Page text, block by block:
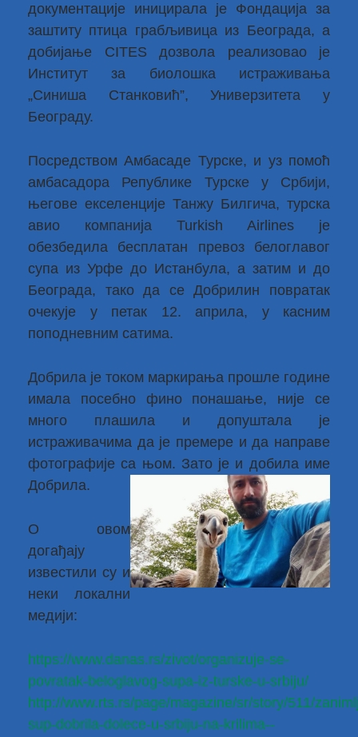
документације иницирала је Фондација за
заштиту птица грабљивица из Београда, а
добијање CITES дозвола реализовао је
Институт за биолошка истраживања
„Синиша Станковић”, Универзитета у
Београду.
Посредством Амбасаде Турске, и уз помоћ
амбасадора Републике Турске у Србији,
његове екселенције Танжу Билгича, турска
авио компанија Turkish Airlines је
обезбедила бесплатан превоз белоглавог
супа из Урфе до Истанбула, а затим и до
Београда, тако да се Добрилин повратак
очекује у петак 12. априла, у касним
поподневним сатима.
Добрила је током маркирања прошле године
имала посебно фино понашање, није се
много плашила и допуштала је
истраживачима да је премере и да направе
фотографије са њом. Зато је и добила име
Добрила.
О овом
догађају
известили су и
неки локални
медији:
https://www.danas.rs/zivot/organizuje-se-
povratak-beloglavog-supa-iz-turske-u-srbiju/
http://www.rts.rs/page/magazine/sr/story/511/
sup-dobrila-dolece-u-srbiju-na-krilima--